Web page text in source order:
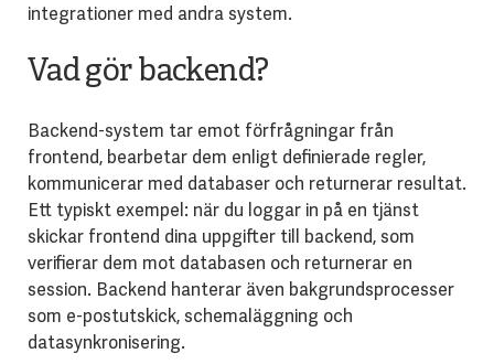
integrationer med andra system.
Vad gör backend?
Backend-system tar emot förfrågningar från
frontend, bearbetar dem enligt definierade regler,
kommunicerar med databaser och returnerar resultat.
Ett typiskt exempel: när du loggar in på en tjänst
skickar frontend dina uppgifter till backend, som
verifierar dem mot databasen och returnerar en
session. Backend hanterar även bakgrundsprocesser
som e-postutskick, schemaläggning och
datasynkronisering.